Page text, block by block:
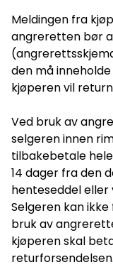
Meldingen fra
angreretten bør
den må
kjøperen vil
Ved bruk av
selgeren innen
tilbakebetale
14 dager fra den
henteseddel
Selgeren kan
bruk av
kjøperen skal
returforsendelsen.